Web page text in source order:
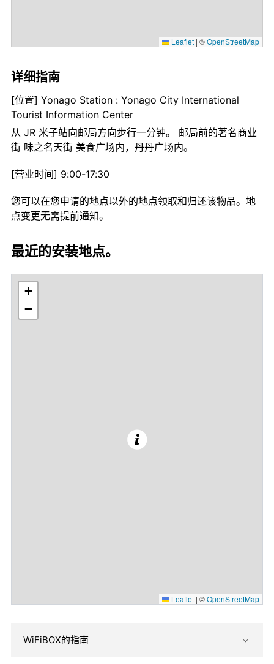
Leaflet | ©OpenStreetMap
详细指南
[位置] Yonago Station : Yonago City International
Tourist Information Center
从 JR 米子站向邮局方向步行一分钟。 邮局前的著名商业
街 味之名天街 美食广场内，丹丹广场内。
[营业时间] 9:00-17:30
您可以在您申请的地点以外的地点领取和归还该物品。地
点变更无需提前通知。
最近的安装地点。
+
−
Leaflet | ©OpenStreetMap
WiFiBOX的指南